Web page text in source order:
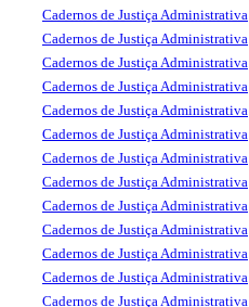
Cadernos de Justiça Administrativa
Cadernos de Justiça Administrativa
Cadernos de Justiça Administrativa
Cadernos de Justiça Administrativa
Cadernos de Justiça Administrativa
Cadernos de Justiça Administrativa
Cadernos de Justiça Administrativa
Cadernos de Justiça Administrativa
Cadernos de Justiça Administrativa
Cadernos de Justiça Administrativa
Cadernos de Justiça Administrativa
Cadernos de Justiça Administrativa
Cadernos de Justiça Administrativa